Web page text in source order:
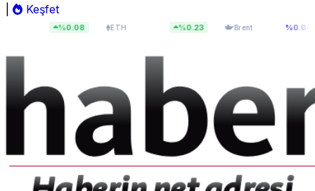
Keşfet
ETH$1.917,79 Brent $83,92 %0.00 BIST